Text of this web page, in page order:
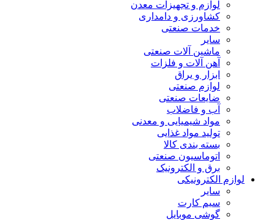
لوازم و تجهیزات معدن
کشاورزی و دامداری
خدمات صنعتی
سایر
ماشین آلات صنعتی
آهن آلات و فلزات
ابزار و یراق
لوازم صنعتی
ضایعات صنعتی
آب و فاضلاب
مواد شیمیایی و معدنی
تولید مواد غذایی
بسته بندی کالا
اتوماسیون صنعتی
برق و الکترونیک
لوازم الکترونیکی
سایر
سیم کارت
گوشی موبایل